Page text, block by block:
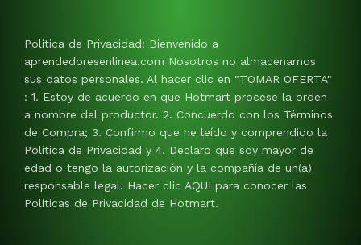
Política de Privacidad: Bienvenido a
aprendedoresenlinea.com Nosotros no almacenamos
sus datos personales. Al hacer clic en "TOMAR OFERTA"
: 1. Estoy de acuerdo en que Hotmart procese la orden
a nombre del productor. 2. Concuerdo con los Términos
de Compra; 3. Confirmo que he leído y comprendido la
Política de Privacidad y 4. Declaro que soy mayor de
edad o tengo la autorización y la compañía de un(a)
responsable legal. Hacer clic AQUI para conocer las
Políticas de Privacidad de Hotmart.